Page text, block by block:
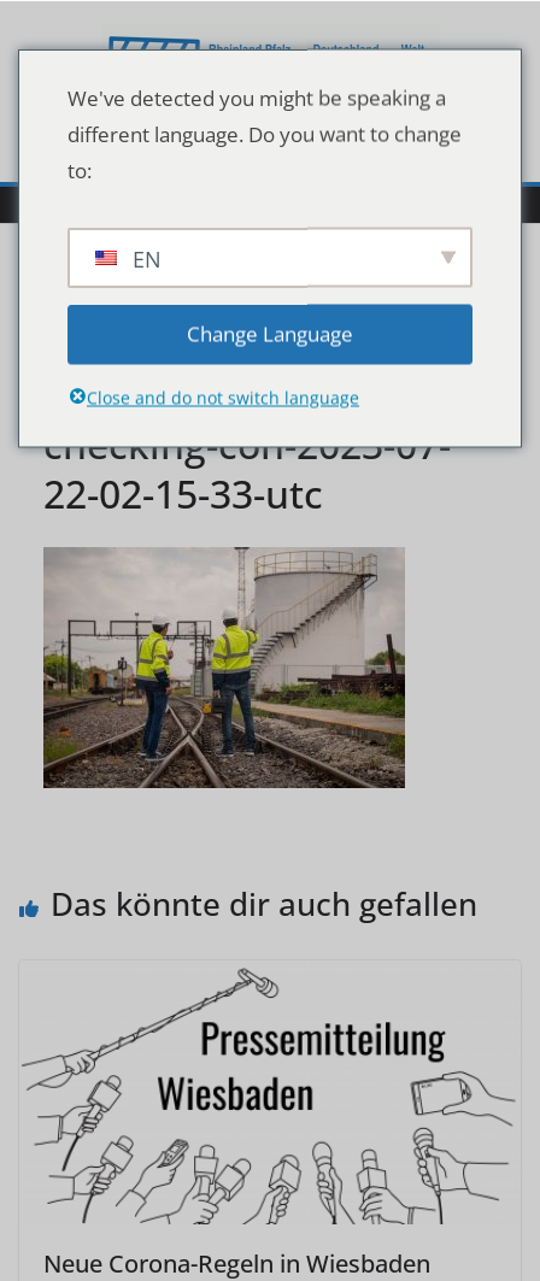
Inhalt
engineer-railway-under-
inspection-and-
checking-con-2023-07-
22-02-15-33-utc
Das könnte dir auch gefallen
Neue Corona-Regeln in Wiesbaden
We've detected you might be speaking a
different language. Do you want to change
to:
EN
Change Language
Close and do not switch language